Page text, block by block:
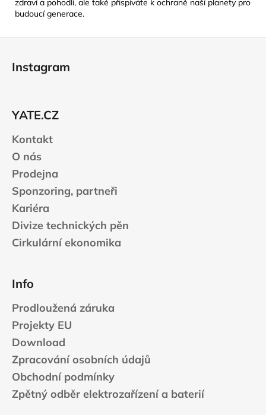
budoucí generace.
Instagram
YATE.CZ
Kontakt
O nás
Prodejna
Sponzoring, partneři
Kariéra
Divize technických pěn
Cirkulární ekonomika
Info
Prodloužená záruka
Projekty EU
Download
Zpracování osobních údajů
Obchodní podmínky
Zpětný odběr elektrozařízení a baterií